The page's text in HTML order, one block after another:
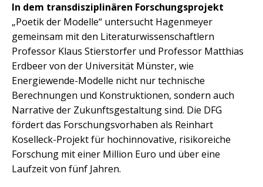
In dem transdisziplinären Forschungsprojekt
„Poetik der Modelle“ untersucht Hagenmeyer
gemeinsam mit den Literaturwissenschaftlern
Professor Klaus Stierstorfer und Professor Matthias
Erdbeer von der Universität Münster, wie
Energiewende-Modelle nicht nur technische
Berechnungen und Konstruktionen, sondern auch
Narrative der Zukunftsgestaltung sind. Die DFG
fördert das Forschungsvorhaben als Reinhart
Koselleck-Projekt für hochinnovative, risikoreiche
Forschung mit einer Million Euro und über eine
Laufzeit von fünf Jahren.